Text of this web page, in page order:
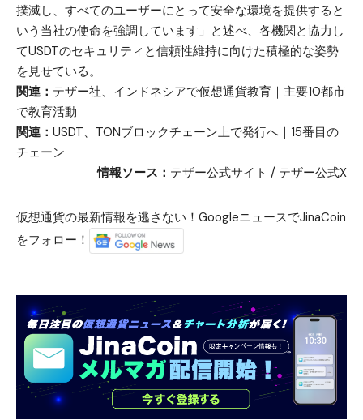
撲滅し、すべてのユーザーにとって安全な環境を提供すると
いう当社の使命を強調しています」と述べ、各機関と協力し
てUSDTのセキュリティと信頼性維持に向けた積極的な姿勢
を見せている。
関連： テザー社、インドネシアで仮想通貨教育｜主要10都市
で教育活動
関連： USDT、TONブロックチェーン上で発行へ｜15番目の
チェーン
情報ソース： テザー公式サイト / テザー公式X
仮想通貨の最新情報を逃さない！GoogleニュースでJinaCoin
をフォロー！